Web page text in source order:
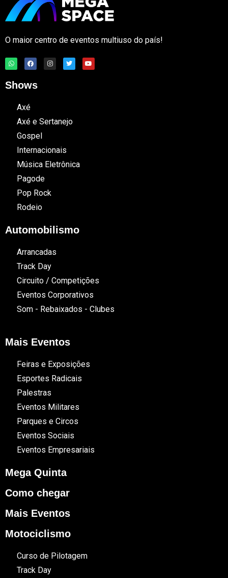
O maior centro de eventos multiuso do país!
Shows
Axé
Axé e Sertanejo
Gospel
Internacionais
Música Eletrônica
Pagode
Pop Rock
Rodeio
Automobilismo
Arrancadas
Track Day
Circuito / Competições
Eventos Corporativos
Som - Rebaixados - Clubes
Mais Eventos
Feiras e Exposições
Esportes Radicais
Palestras
Eventos Militares
Parques e Circos
Eventos Sociais
Eventos Empresariais
Mega Quinta
Como chegar
Mais Eventos
Motociclismo
Curso de Pilotagem
Track Day